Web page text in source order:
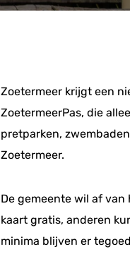
Zoetermeer krijgt een
ZoetermeerPas, die
pretparken,
Zoetermeer.
De gemeente wil af van
kaart gratis, anderen
minima blijven er